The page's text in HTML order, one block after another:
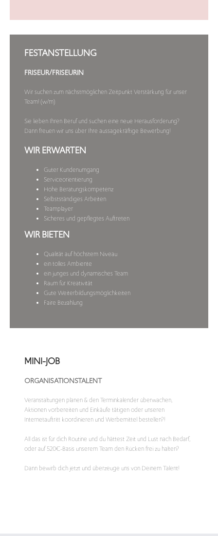
FESTANSTELLUNG
FRISEUR/FRISEURIN
Wir suchen zum nächstmöglichen Zeitpunkt Verstärkung für unser
Team! (w/m)
Sie lieben Ihren Beruf und suchen eine neue Herausforderung?
Dann freuen wir uns über Ihre aussagekräftige Bewerbung!
WIR ERWARTEN
Guter Kundenumgang
Serviceorientierung
Hohe Beratungskompetenz
Selbstständiges Arbeiten
Teamplayer
Sicheres und gepflegtes Auftreten
WIR BIETEN
Qualität auf höchstem Niveau
ein tolles Ambiente
ein junges und dynamisches Team
Raum für Kreativität
Gute Weiterbildungsmöglichkeiten
Faire Bezahlung
MINI-JOB
ORGANISATIONSTALENT
Veranstaltungen planen & den Terminkalender überwachen,
Aktionen vorbereiten und Einkäufe tätigen oder unseren
Internetauftritt koordinieren und Werbemittel bestellen?!
All das ist für dich Routine und du hättest Zeit und Lust nach Bedarf,
oder auf 520€-Basis unserem Team den Rücken frei zu halten?
Dann bewirb dich jetzt und überzeuge uns von Deinem Talent!